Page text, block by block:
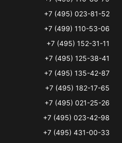
+7 (495) 023-81-52
+7 (499) 110-53-06
+7 (495) 152-31-11
+7 (495) 125-38-41
+7 (495) 135-42-87
+7 (495) 182-17-65
+7 (495) 021-25-26
+7 (495) 023-42-98
+7 (495) 431-00-33